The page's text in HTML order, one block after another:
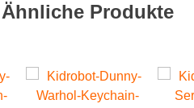
Ähnliche Produkte